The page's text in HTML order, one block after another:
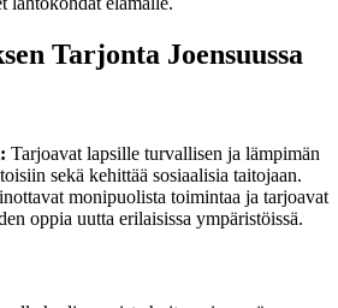
Tarjonta Joensuussa
Tarjoavat lapsille turvallisen ja lämpimän
sekä kehittää sosiaalisia taitojaan.
monipuolista toimintaa ja tarjoavat
oppia uutta erilaisissa ympäristöissä.